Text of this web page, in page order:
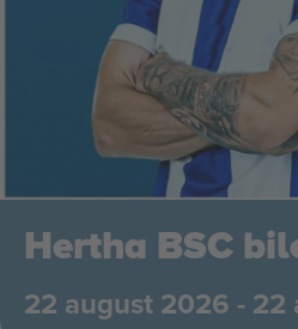
Hertha BSC
22 august 2026 -